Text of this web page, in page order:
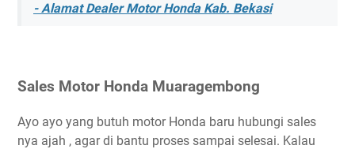
- Alamat Dealer Motor Honda Kab. Bekasi
Sales Motor Honda Muaragembong
Ayo ayo yang butuh motor Honda baru hubungi sales
nya ajah , agar di bantu proses sampai selesai. Kalau